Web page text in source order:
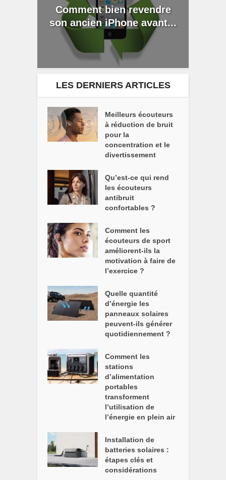
Comment bien revendre
son ancien iPhone avant...
LES DERNIERS ARTICLES
Meilleurs écouteurs
à réduction de bruit
pour la
concentration et le
divertissement
Qu’est-ce qui rend
les écouteurs
antibruit
confortables ?
Comment les
écouteurs de sport
améliorent-ils la
motivation à faire de
l’exercice ?
Quelle quantité
d’énergie les
panneaux solaires
peuvent-ils générer
quotidiennement ?
Comment les
stations
d’alimentation
portables
transforment
l’utilisation de
l’énergie en plein air
Installation de
batteries solaires :
étapes clés et
considérations